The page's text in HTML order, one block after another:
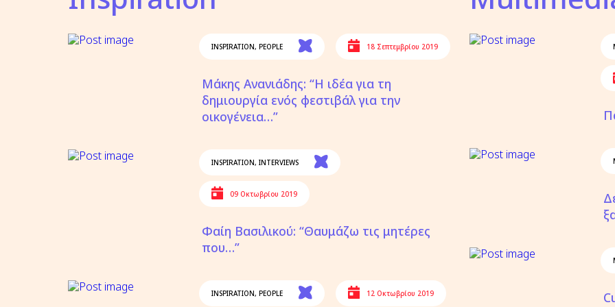
INSPIRATION,PEOPLE 18 Σεπτεμβρίου 2019
Μάκης Ανανιάδης: “Η ιδέα για τη
δημιουργία ενός φεστιβάλ για την
οικογένεια…”
INSPIRATION,INTERVIEWS
09 Οκτωβρίου 2019
Φαίη Βασιλικού: “Θαυμάζω τις μητέρες
που…”
INSPIRATION,PEOPLE 12 Οκτωβρίου 2019